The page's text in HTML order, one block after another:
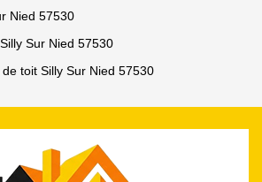
Nied 57530
Sur Nied 57530
toit Silly Sur Nied 57530